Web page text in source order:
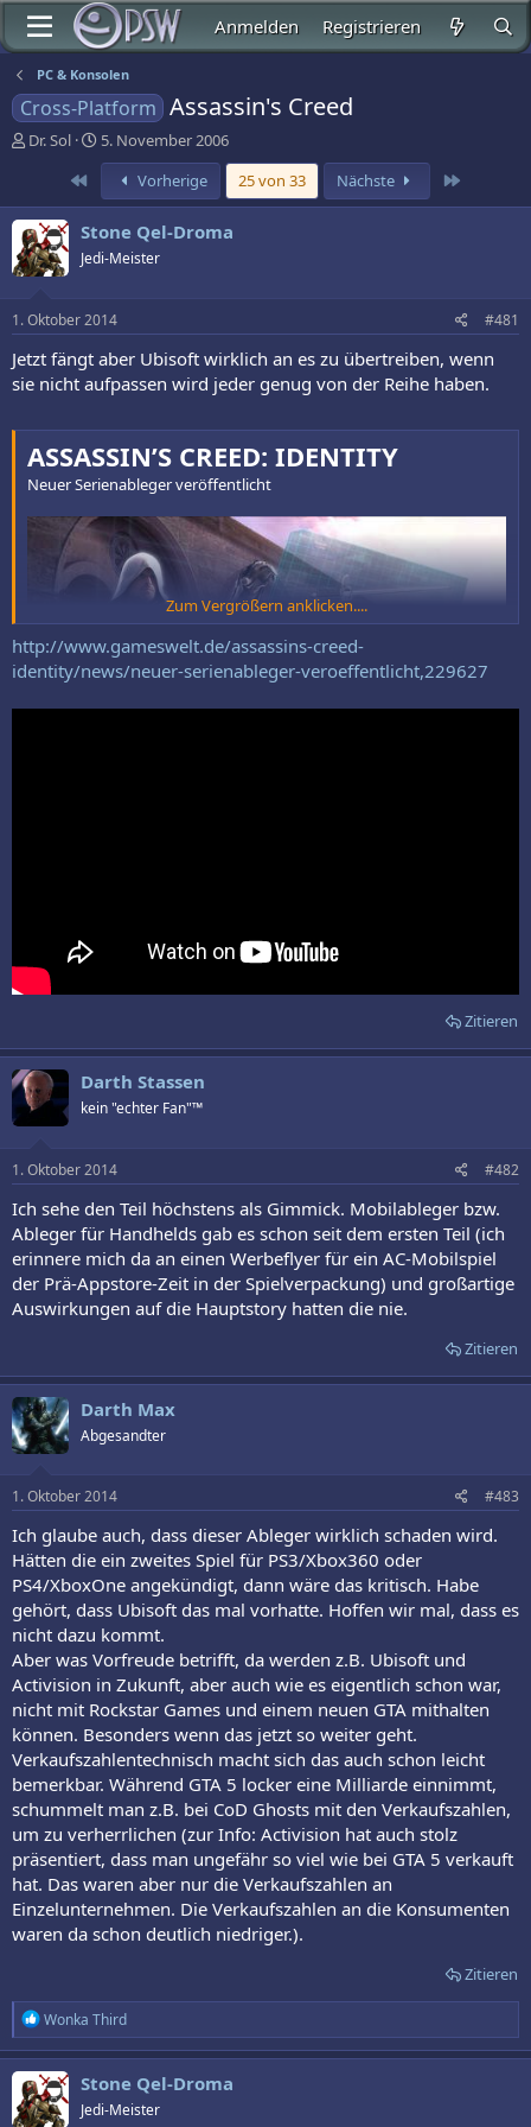
Anmelden Registrieren
PC & Konsolen
Cross-Platform Assassin's Creed
E
t
e
l
l
r
Dr. Sol
E
r
t
e
l
l
a
m
5. November 2006
Erste
Vorherige 25 von 33 Nächste
Stone Qel-Droma
Jedi-Meister
1. Oktober 2014 #481
Jetzt fängt aber Ubisoft wirklich an es zu übertreiben, wenn
sie nicht aufpassen wird jeder genug von der Reihe haben.
ASSASSIN’S CREED: IDENTITY
Neuer Serienableger veröffentlicht
Ableger auf den Markt gebracht, nun gesellt sich ein weiterer dazu.
Mit
für iOS-Geräte erschienen.
das Action-Rollenspiel vermutlich erst nächstes Jahr erscheinen.
Identitylässt euch euren Spielcharakter selbst kreieren, wobei ihr
zwischen drei verschiedenen Klassen wählen könnt. Der Titel ist im
Italien der Renaissance angesiedelt und erlaubt es euch, Freunde
Außerdem könnt ihr mit echtem Geld gewisse In-Game-Käufe
tätigen.
Das Spiel wird demnächst auf iTunes für iPhone und iPad verfügbar
sein. Die genauen Gerätevoraussetzungen lest ihr auf der Seite des
App-Stores. Erste Eindrücke zum Spiel erhaltet ihr im angehängten
Trailer.
Zum Vergrößern anklicken....
http://www.gameswelt.de/assassins-creed-
identity/news/neuer-serienableger-veroeffentlicht,229627
Zitieren
Darth Stassen
kein "echter Fan"™
1. Oktober 2014 #482
Ich sehe den Teil höchstens als Gimmick. Mobilableger bzw.
Ableger für Handhelds gab es schon seit dem ersten Teil (ich
erinnere mich da an einen Werbeflyer für ein AC-Mobilspiel
der Prä-Appstore-Zeit in der Spielverpackung) und großartige
Auswirkungen auf die Hauptstory hatten die nie.
Zitieren
Darth Max
Abgesandter
1. Oktober 2014 #483
Ich glaube auch, dass dieser Ableger wirklich schaden wird.
Hätten die ein zweites Spiel für PS3/Xbox360 oder
PS4/XboxOne angekündigt, dann wäre das kritisch. Habe
gehört, dass Ubisoft das mal vorhatte. Hoffen wir mal, dass es
nicht dazu kommt.
Aber was Vorfreude betrifft, da werden z.B. Ubisoft und
Activision in Zukunft, aber auch wie es eigentlich schon war,
nicht mit Rockstar Games und einem neuen GTA mithalten
können. Besonders wenn das jetzt so weiter geht.
Verkaufszahlentechnisch macht sich das auch schon leicht
bemerkbar. Während GTA 5 locker eine Milliarde einnimmt,
schummelt man z.B. bei CoD Ghosts mit den Verkaufszahlen,
um zu verherrlichen (zur Info: Activision hat auch stolz
präsentiert, dass man ungefähr so viel wie bei GTA 5 verkauft
hat. Das waren aber nur die Verkaufszahlen an
Einzelunternehmen. Die Verkaufszahlen an die Konsumenten
waren da schon deutlich niedriger.).
Zitieren
R
e
a
k
t
i
Wonka Third
Stone Qel-Droma
Jedi-Meister